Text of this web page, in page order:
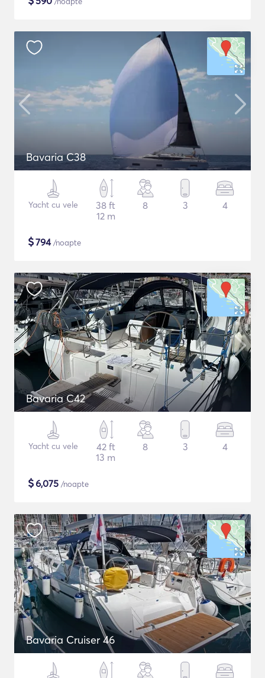
Bavaria C38
Yacht cu vele
38 ft
12 m
8 3 4
$794/noapte
Bavaria C42
Yacht cu vele
42 ft
13 m
8 3 4
$6,075 /noapte
Bavaria Cruiser 46